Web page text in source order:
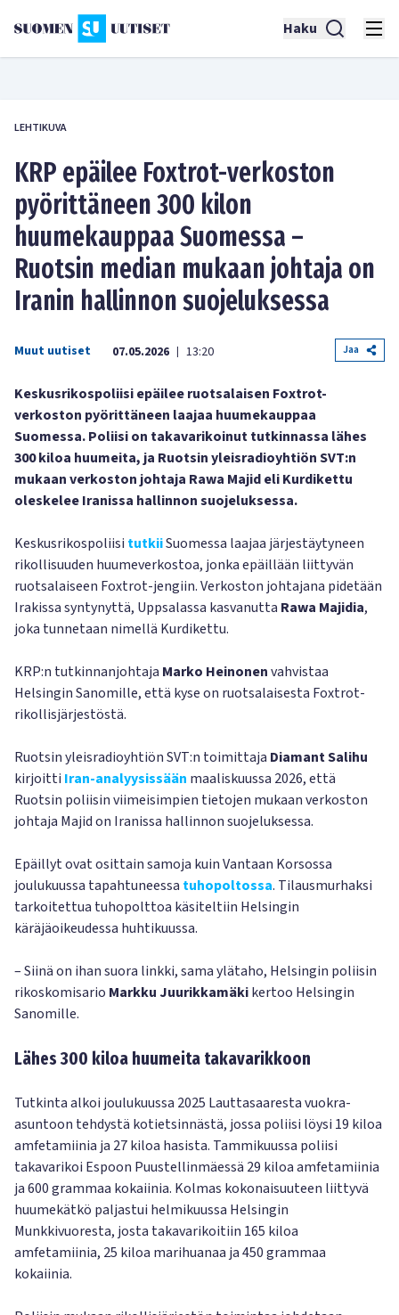
Haku
LEHTIKUVA
KRP epäilee Foxtrot-verkoston
pyörittäneen 300 kilon
huumekauppaa Suomessa –
Ruotsin median mukaan johtaja on
Iranin hallinnon suojeluksessa
Muut uutiset 07.05.2026 | 13:20 Jaa
Keskusrikospoliisi epäilee ruotsalaisen Foxtrot-
verkoston pyörittäneen laajaa huumekauppaa
Suomessa. Poliisi on takavarikoinut tutkinnassa lähes
300 kiloa huumeita, ja Ruotsin yleisradioyhtiön SVT:n
mukaan verkoston johtaja Rawa Majid eli Kurdikettu
oleskelee Iranissa hallinnon suojeluksessa.
Keskusrikospoliisi tutkiiSuomessa laajaa järjestäytyneen
rikollisuuden huumeverkostoa, jonka epäillään liittyvän
ruotsalaiseen Foxtrot-jengiin. Verkoston johtajana pidetään
Irakissa syntynyttä, Uppsalassa kasvanutta Rawa Majidia,
joka tunnetaan nimellä Kurdikettu.
KRP:n tutkinnanjohtaja Marko Heinonenvahvistaa
Helsingin Sanomille, että kyse on ruotsalaisesta Foxtrot-
rikollisjärjestöstä.
Ruotsin yleisradioyhtiön SVT:n toimittaja Diamant Salihu
kirjoitti Iran-analyysissään maaliskuussa 2026, että
Ruotsin poliisin viimeisimpien tietojen mukaan verkoston
johtaja Majid on Iranissa hallinnon suojeluksessa.
Epäillyt ovat osittain samoja kuin Vantaan Korsossa
joulukuussa tapahtuneessa tuhopoltossa. Tilausmurhaksi
tarkoitettua tuhopolttoa käsiteltiin Helsingin
käräjäoikeudessa huhtikuussa.
– Siinä on ihan suora linkki, sama ylätaho, Helsingin poliisin
rikoskomisario Markku Juurikkamäkikertoo Helsingin
Sanomille.
Lähes 300 kiloa huumeita takavarikkoon
Tutkinta alkoi joulukuussa 2025 Lauttasaaresta vuokra-
asuntoon tehdystä kotietsinnästä, jossa poliisi löysi 19 kiloa
amfetamiinia ja 27 kiloa hasista. Tammikuussa poliisi
takavarikoi Espoon Puustellinmäessä 29 kiloa amfetamiinia
ja 600 grammaa kokaiinia. Kolmas kokonaisuuteen liittyvä
huumekätkö paljastui helmikuussa Helsingin
Munkkivuoresta, josta takavarikoitiin 165 kiloa
amfetamiinia, 25 kiloa marihuanaa ja 450 grammaa
kokaiinia.